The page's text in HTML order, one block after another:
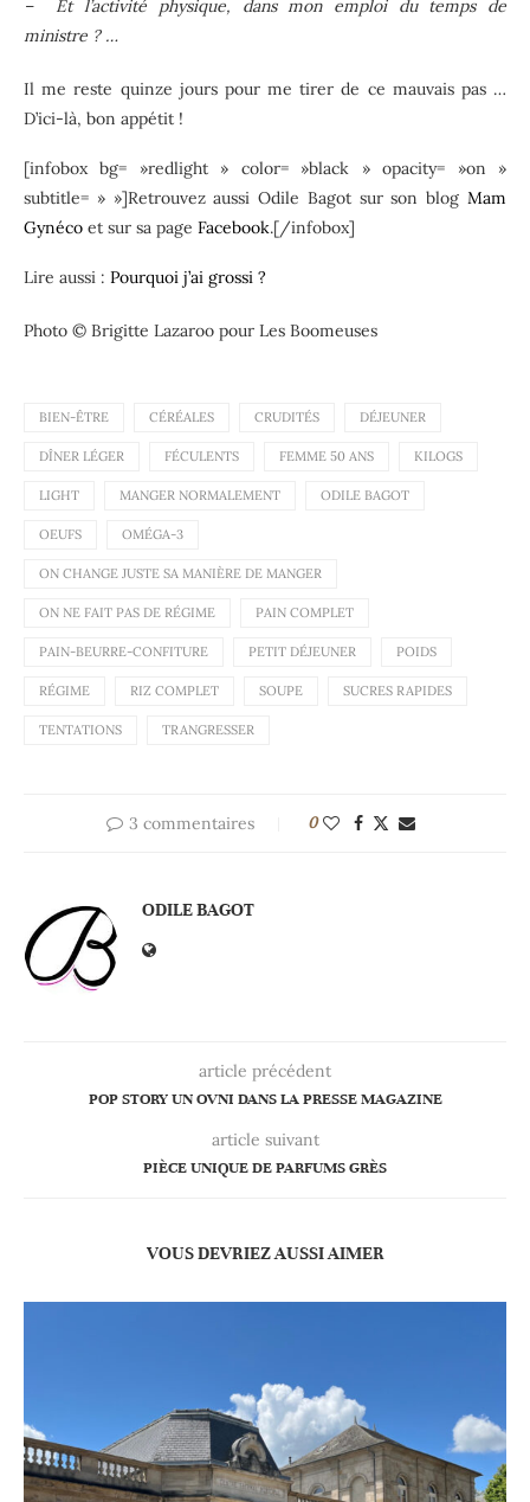
– Et l’activité physique, dans mon emploi du temps de
ministre ? …
Il me reste quinze jours pour me tirer de ce mauvais pas …
D’ici-là, bon appétit !
[infobox bg= »redlight » color= »black » opacity= »on »
subtitle= » »]Retrouvez aussi Odile Bagot sur son blog Mam
Gynéco et sur sa page Facebook.[/infobox]
Lire aussi : Pourquoi j’ai grossi ?
Photo © Brigitte Lazaroo pour Les Boomeuses
BIEN-ÊTRE CÉRÉALES CRUDITÉS DÉJEUNER
DÎNER LÉGER FÉCULENTS FEMME 50 ANS KILOGS
LIGHT MANGER NORMALEMENT ODILE BAGOT
OEUFS OMÉGA-3
ON CHANGE JUSTE SA MANIÈRE DE MANGER
ON NE FAIT PAS DE RÉGIME PAIN COMPLET
PAIN-BEURRE-CONFITURE PETIT DÉJEUNER POIDS
RÉGIME RIZ COMPLET SOUPE SUCRES RAPIDES
TENTATIONS TRANGRESSER
3 commentaires 0
ODILE BAGOT
article précédent
POP STORY UN OVNI DANS LA PRESSE MAGAZINE
article suivant
PIÈCE UNIQUE DE PARFUMS GRÈS
VOUS DEVRIEZ AUSSI AIMER